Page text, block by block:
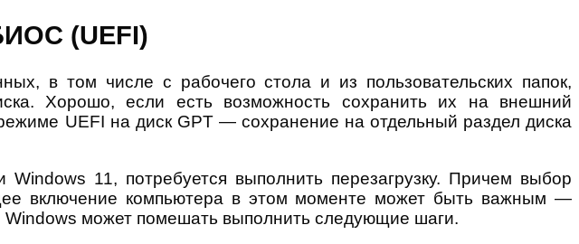
(UEFI)
в том числе с рабочего стола и из пользовательских папок,
Хорошо, если есть возможность сохранить их на внешний
UEFI на диск GPT — сохранение на отдельный раздел диска
11, потребуется выполнить перезагрузку. Причем выбор
включение компьютера в этом моменте может быть важным —
может помешать выполнить следующие шаги.